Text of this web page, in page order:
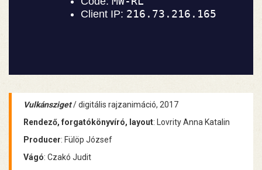
Vulkánsziget/ digitális rajzanimáció, 2017
Rendező, forgatókönyvíró, layout: Lovrity Anna Katalin
Producer: Fülöp József
Vágó: Czakó Judit